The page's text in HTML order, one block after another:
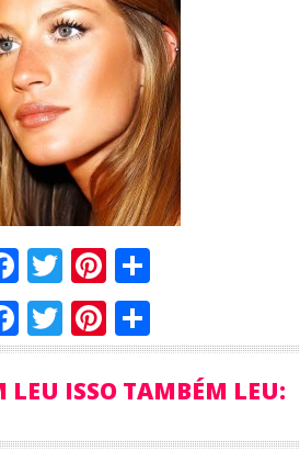
Facebook
TwitterPinterest
Facebook
TwitterPinterest
LEU ISSO TAMBÉM LEU: